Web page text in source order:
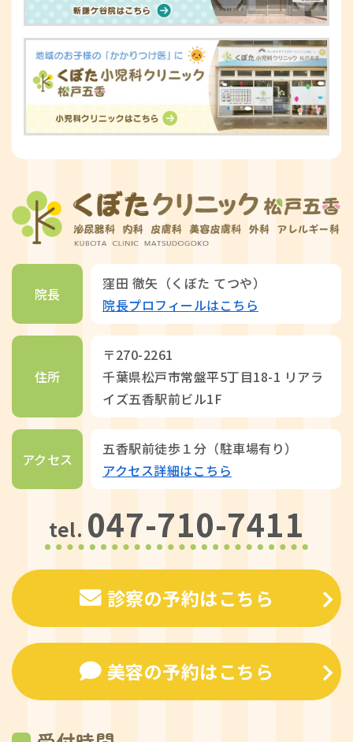
院長
窪田 徹矢（くぼた てつや）
院長プロフィールはこちら
住所
〒270-2261
千葉県松戸市常盤平5丁目18-1 リアラ
イズ五香駅前ビル1F
アクセス
五香駅前徒歩１分（駐車場有り）
アクセス詳細はこちら
tel. 047-710-7411
診察の予約はこちら
美容の予約はこちら